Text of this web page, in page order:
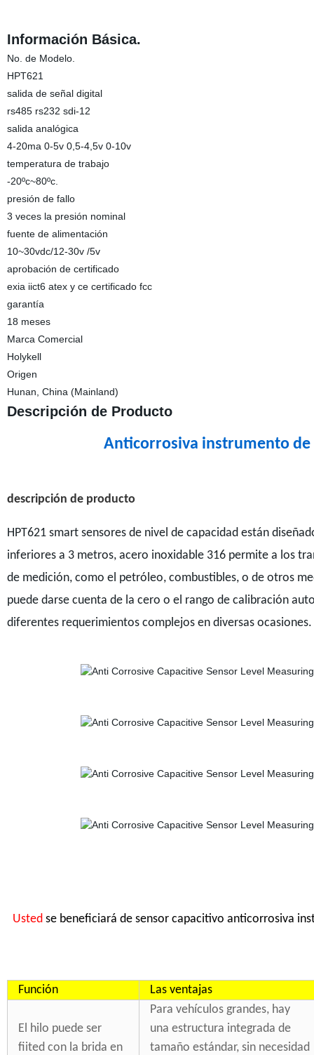
Información Básica.
No. de Modelo.
HPT621
salida de señal digital
rs485 rs232 sdi-12
salida analógica
4-20ma 0-5v 0,5-4,5v 0-10v
temperatura de trabajo
-20ºc~80ºc.
presión de fallo
3 veces la presión nominal
fuente de alimentación
10~30vdc/12-30v /5v
aprobación de certificado
exia iict6 atex y ce certificado fcc
garantía
18 meses
Marca Comercial
Holykell
Origen
Hunan, China (Mainland)
Descripción de Producto
Anticorrosiva instrumento de
descripción de producto
HPT621 smart sensores de nivel de capacidad están
inferiores a 3 metros, acero inoxidable 316 permite a los
de medición, como el petróleo, combustibles, o de otros
puede darse cuenta de la cero o el rango de calibración
diferentes requerimientos complejos en diversas ocasiones.
Ustedse beneficiará de sensor capacitivo anticorrosiva
Función Las ventajas
El hilo puede ser
fiited con la brida en
Para vehículos grandes, hay
una estructura integrada de
tamaño estándar, sin necesidad